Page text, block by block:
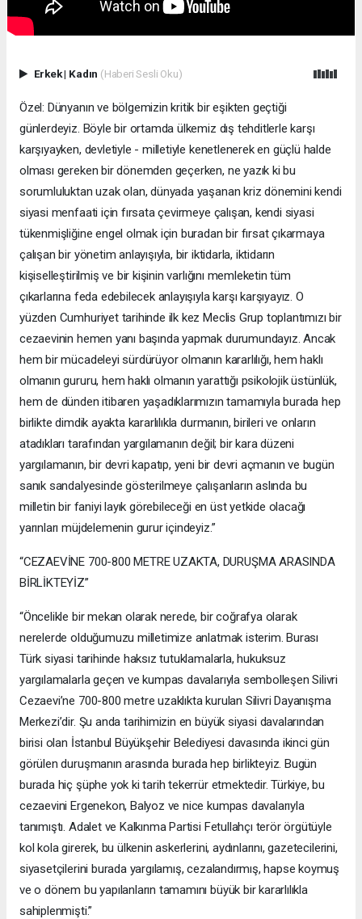
Erkek| Kadın (Haberi Sesli Oku)
Özel: Dünyanın ve bölgemizin kritik bir eşikten geçtiği
günlerdeyiz. Böyle bir ortamda ülkemiz dış tehditlerle karşı
karşıyayken, devletiyle - milletiyle kenetlenerek en güçlü halde
olması gereken bir dönemden geçerken, ne yazık ki bu
sorumluluktan uzak olan, dünyada yaşanan kriz dönemini kendi
siyasi menfaati için fırsata çevirmeye çalışan, kendi siyasi
tükenmişliğine engel olmak için buradan bir fırsat çıkarmaya
çalışan bir yönetim anlayışıyla, bir iktidarla, iktidarın
kişiselleştirilmiş ve bir kişinin varlığını memleketin tüm
çıkarlarına feda edebilecek anlayışıyla karşı karşıyayız. O
yüzden Cumhuriyet tarihinde ilk kez Meclis Grup toplantımızı bir
cezaevinin hemen yanı başında yapmak durumundayız. Ancak
hem bir mücadeleyi sürdürüyor olmanın kararlılığı, hem haklı
olmanın gururu, hem haklı olmanın yarattığı psikolojik üstünlük,
hem de dünden itibaren yaşadıklarımızın tamamıyla burada hep
birlikte dimdik ayakta kararlılıkla durmanın, birileri ve onların
atadıkları tarafından yargılamanın değil; bir kara düzeni
yargılamanın, bir devri kapatıp, yeni bir devri açmanın ve bugün
sanık sandalyesinde gösterilmeye çalışanların aslında bu
milletin bir faniyi layık görebileceği en üst yetkide olacağı
yarınları müjdelemenin gurur içindeyiz.”
“CEZAEVİNE 700-800 METRE UZAKTA, DURUŞMA ARASINDA
BİRLİKTEYİZ”
“Öncelikle bir mekan olarak nerede, bir coğrafya olarak
nerelerde olduğumuzu milletimize anlatmak isterim. Burası
Türk siyasi tarihinde haksız tutuklamalarla, hukuksuz
yargılamalarla geçen ve kumpas davalarıyla sembolleşen Silivri
Cezaevi’ne 700-800 metre uzaklıkta kurulan Silivri Dayanışma
Merkezi’dir. Şu anda tarihimizin en büyük siyasi davalarından
birisi olan İstanbul Büyükşehir Belediyesi davasında ikinci gün
görülen duruşmanın arasında burada hep birlikteyiz. Bugün
burada hiç şüphe yok ki tarih tekerrür etmektedir. Türkiye, bu
cezaevini Ergenekon, Balyoz ve nice kumpas davalarıyla
tanımıştı. Adalet ve Kalkınma Partisi Fetullahçı terör örgütüyle
kol kola girerek, bu ülkenin askerlerini, aydınlarını, gazetecilerini,
siyasetçilerini burada yargılamış, cezalandırmış, hapse koymuş
ve o dönem bu yapılanların tamamını büyük bir kararlılıkla
sahiplenmişti.”